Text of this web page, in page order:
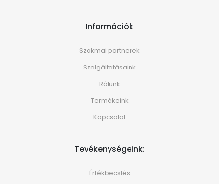
Információk
Szakmai partnerek
Szolgáltatásaink
Rólunk
Termékeink
Kapcsolat
Tevékenységeink:
Értékbecslés